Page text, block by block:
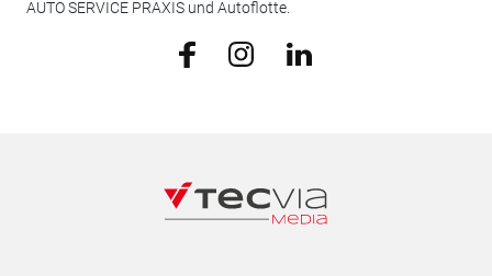
AUTO SERVICE PRAXIS und Autoflotte.